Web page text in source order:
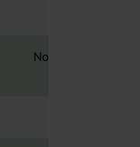
Northern Lights x